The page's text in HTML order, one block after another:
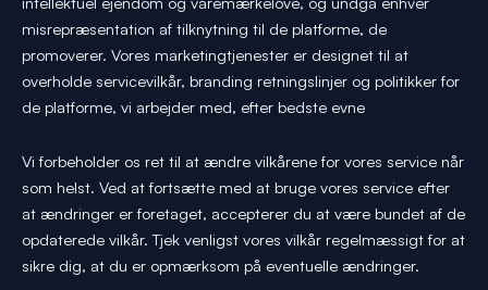
misrepræsentation af tilknytning til de platforme, de
promoverer. Vores marketingtjenester er designet til at
overholde servicevilkår, branding retningslinjer og politikker for
de platforme, vi arbejder med, efter bedste evne
Vi forbeholder os ret til at ændre vilkårene for vores service når
som helst. Ved at fortsætte med at bruge vores service efter
at ændringer er foretaget, accepterer du at være bundet af de
opdaterede vilkår. Tjek venligst vores vilkår regelmæssigt for at
sikre dig, at du er opmærksom på eventuelle ændringer.